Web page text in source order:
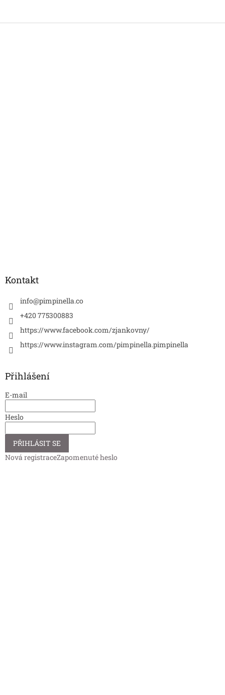
Z
Kontakt
info@pimpinella.co
+420 775300883
https://www.facebook.com/zjankovny/
https://www.instagram.com/pimpinella.pimpinella
Přihlášení
E-mail
Heslo
PŘIHLÁSIT SE
Nová registraceZapomenuté heslo